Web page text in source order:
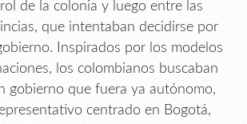
de la colonia y luego entre las
que intentaban decidirse por
Inspirados por los modelos
los colombianos buscaban
gobierno que fuera ya autónomo,
centrado en Bogotá,